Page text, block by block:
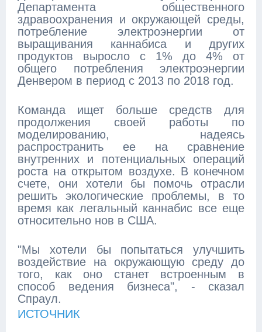
Департамента общественного
здравоохранения и окружающей среды,
потребление электроэнергии от
выращивания каннабиса и других
продуктов выросло с 1% до 4% от
общего потребления электроэнергии
Денвером в период с 2013 по 2018 год.
Команда ищет больше средств для
продолжения своей работы по
моделированию, надеясь
распространить ее на сравнение
внутренних и потенциальных операций
роста на открытом воздухе. В конечном
счете, они хотели бы помочь отрасли
решить экологические проблемы, в то
время как легальный каннабис все еще
относительно нов в США.
"Мы хотели бы попытаться улучшить
воздействие на окружающую среду до
того, как оно станет встроенным в
способ ведения бизнеса", - сказал
Спраул.
ИСТОЧНИК